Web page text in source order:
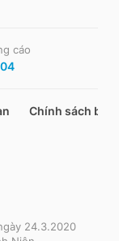
cáo
Chính sách bảo
24.3.2020